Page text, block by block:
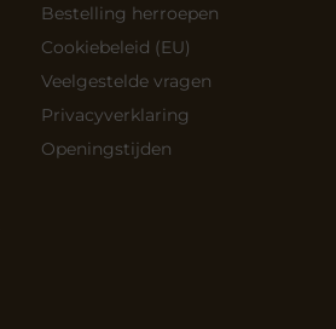
Bestelling herroepen
Cookiebeleid (EU)
Veelgestelde vragen
Privacyverklaring
Openingstijden